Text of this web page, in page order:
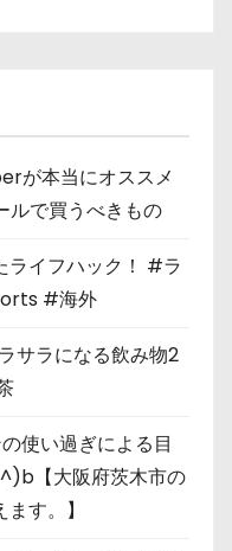
が本当にオススメ
で買うべきもの
ライフハック！ #ラ
#海外
サラになる飲み物2
使い過ぎによる目
【大阪府茨木市の
す。】